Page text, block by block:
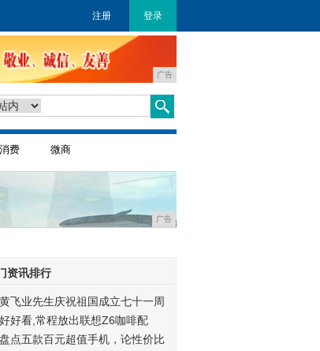
注册 登录
广告
消费 微商
广告
资讯排行
黄飞业先生庆祝祖国成立七十一周
好好看,常程放出联想Z6咖啡配
盘点五款百元超值手机，论性价比